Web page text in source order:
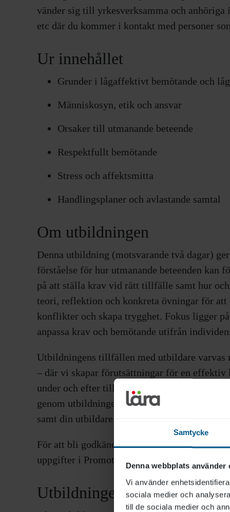
Samtycke
Denna webbplats använder
Vi använder
sociala medier och
till de sociala medier och
vänder sig till yrkesverksamma och
etc där du kommer i kontakt med personer
Ur innehållet
Grunder i lågaffektivt bemötande och
Människosyn, etik och ansvar
Orsaker till utmanande beteende
Respektfullt bemötande
Stress och affektsmitta
Handlingsplaner och avlastande samtal
Om utbildningen
Denna utbildning (motsvarande två dagar)
förståelse för hur utmanande beteenden kan
på att ställa krav vid rätt tillfälle samt hur
teori, reflektion och konkreta övningar för
konflikter och skapa trygghet. Fokus ligger
anpassa krav och bemötande utifrån
Utbildningens tillfällen med utbildare
– där vi skapar förutsättningar för en effektiv
under och efter tillfällena. Din utsedda coach
genom utbildningens olika moment. I
samt din utbildare.
För att bli godkänd på utbildningen behöver
uppgifter i Promote.
Utbildningens mål